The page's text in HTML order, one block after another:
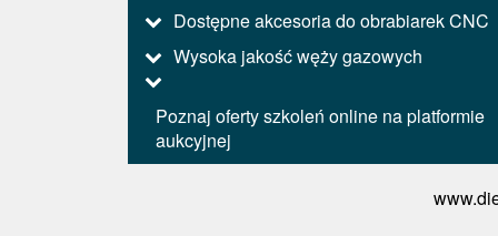
Dostępne akcesoria do obrabiarek CNC
Wysoka jakość węży gazowych
Poznaj oferty szkoleń online na platformie
aukcyjnej